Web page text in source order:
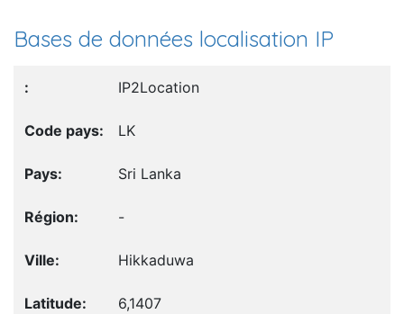
Bases de données localisation IP
IP2Location
LK
Sri Lanka
-
Hikkaduwa
6,1407